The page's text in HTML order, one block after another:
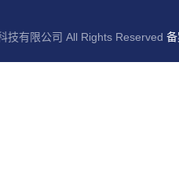
技有限公司 All Rights Reserved